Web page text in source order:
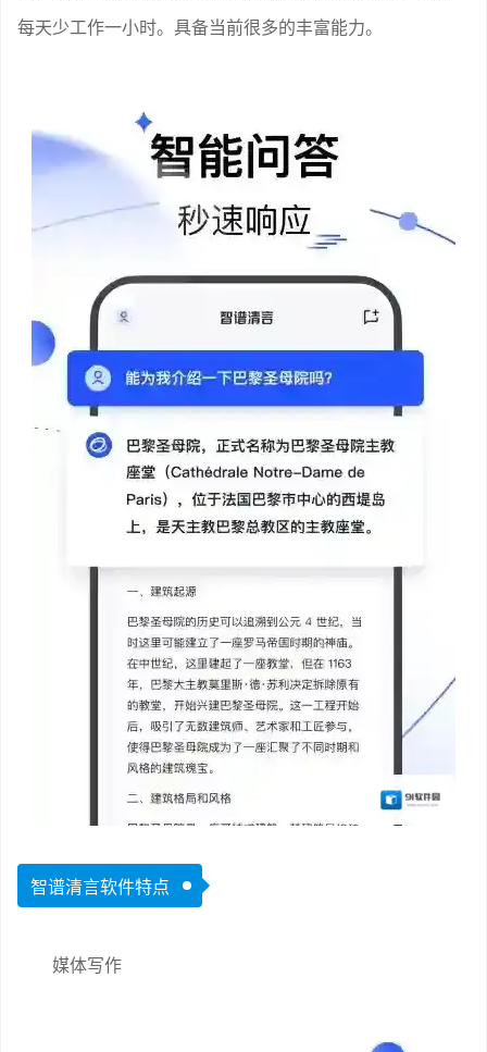
每天少工作一小时。具备当前很多的丰富能力。
智谱清言软件特点
媒体写作